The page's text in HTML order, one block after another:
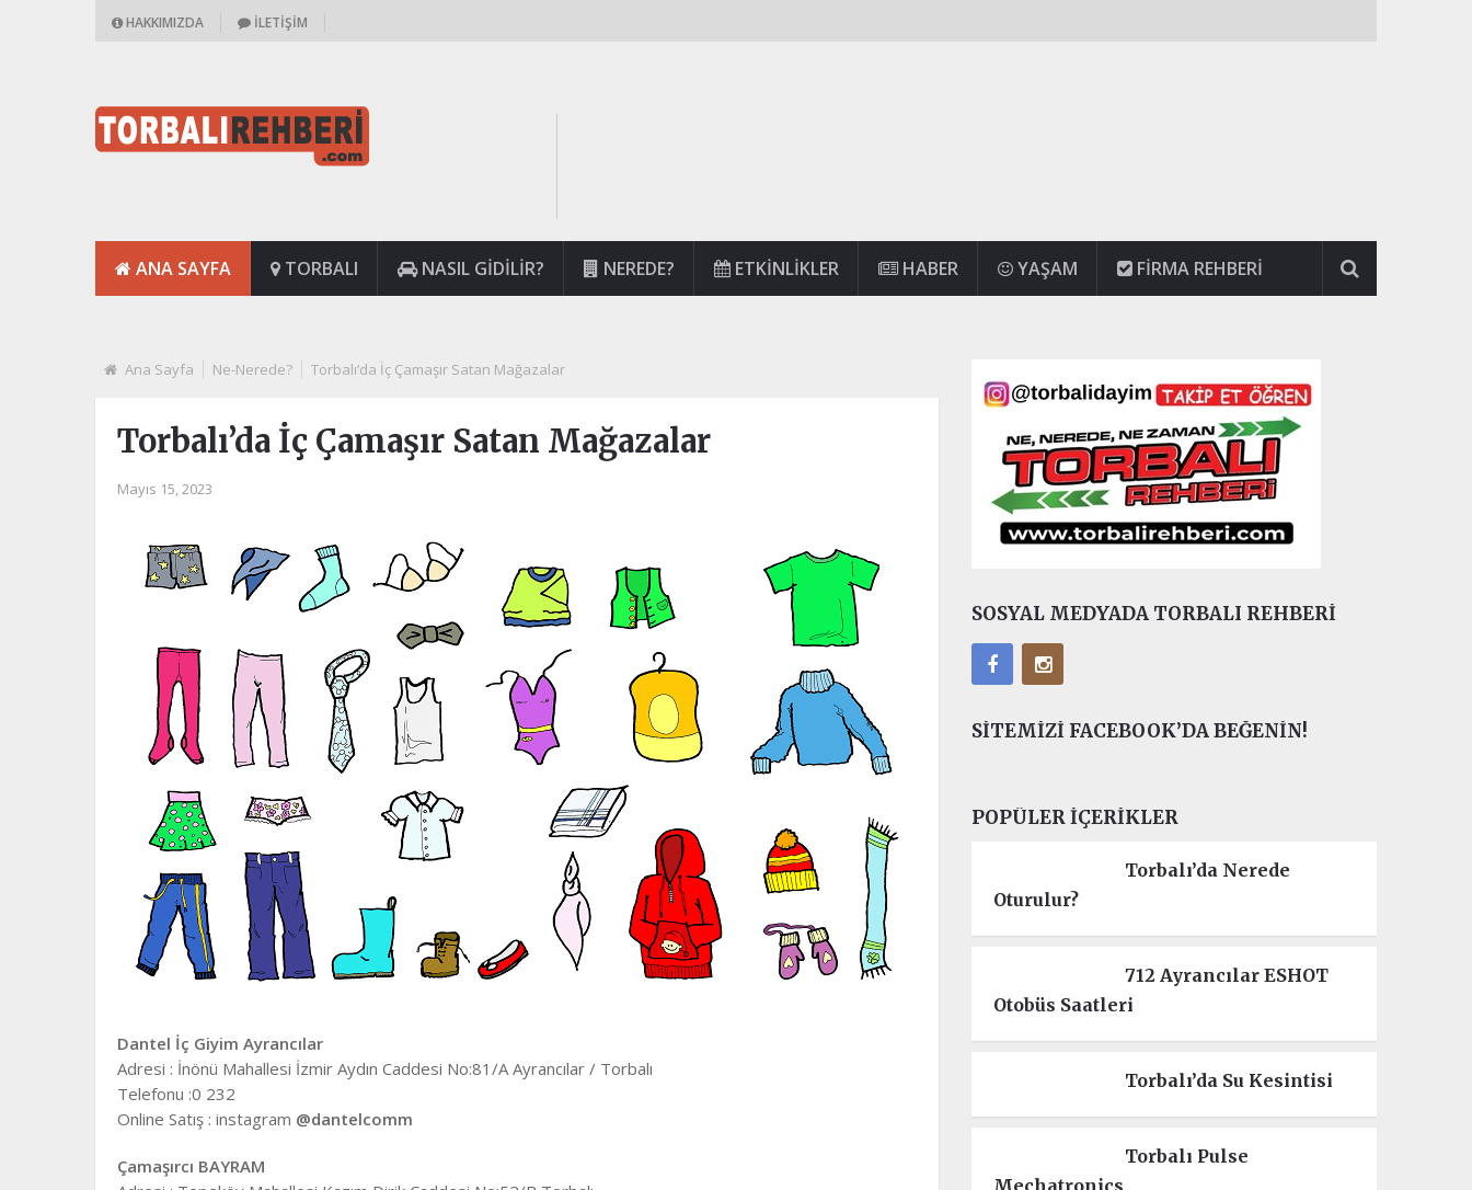
HAKKIMIZDA İLETIŞIM
ANA SAYFA TORBALI NASIL GIDILIR? NEREDE? ETKINLIKLER HABER YAŞAM FIRMA REHBERI
Ana Sayfa Ne-Nerede? Torbalı’da İç Çamaşır Satan Mağazalar
Torbalı’da İç Çamaşır Satan Mağazalar
Mayıs 15, 2023
Dantel İç Giyim Ayrancılar
Adresi : İnönü Mahallesi İzmir Aydın Caddesi No:81/A Ayrancılar / Torbalı
Telefonu :0 232
Online Satış : instagram @dantelcomm
Çamaşırcı BAYRAM
SOSYAL MEDYADA TORBALI REHBERI
SITEMIZI FACEBOOK’DA BEĞENIN!
POPÜLER İÇERIKLER
Torbalı’da Nerede
Oturulur?
712 Ayrancılar ESHOT
Otobüs Saatleri
Torbalı’da Su Kesintisi
Torbalı Pulse
Mechatronics